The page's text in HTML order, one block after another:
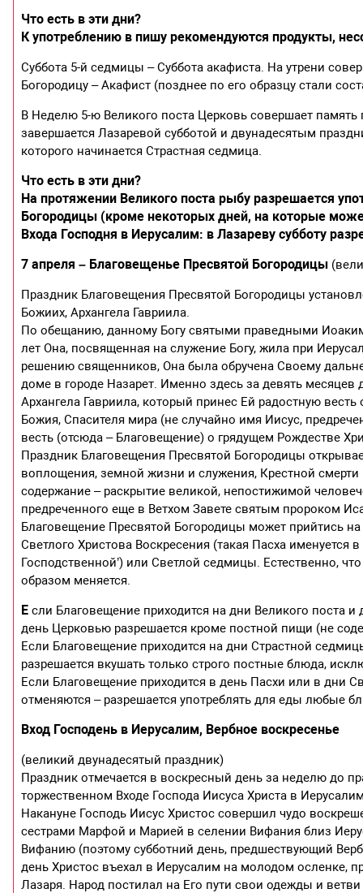
Что есть в эти дни?
К употреблению в пишу рекомендуются продукты,
Суббота 5-й седмицы – Суббота акафиста. На утрени
Богородицу – Акафист (позднее по его образцу стали
В Неделю 5-ю Великого поста Церковь совершает
завершается Лазаревой субботой и двунадесятым
которого начинается Страстная седмица.
Что есть в эти дни?
На протяжении Великого поста рыбу разрешается
Богородицы (кроме некоторых дней, на которые
Входа Господня в Иерусалим: в Лазареву субботу
7 апреля – Благовещенье Пресвятой Богородицы
Праздник Благовещения Пресвятой Богородицы
Божиих, Архангела Гавриила.
По обещанию, данному Богу святыми праведными
лет Она, посвященная на служение Богу, жила при
решению священников, Она была обручена Своему
доме в городе Назарет. Именно здесь за девять
Архангела Гавриила, который принес Ей радостную
Божия, Спасителя мира (не случайно имя Иисус,
весть (отсюда – Благовещение) о грядущем Рождестве
Праздник Благовещения Пресвятой Богородицы
воплощения, земной жизни и служения, Крестной смерти
содержание – раскрытие великой, непостижимой
предреченного еще в Ветхом Завете святым пророком
Благовещение Пресвятой Богородицы может прийтись
Светлого Христова Воскресения (такая Пасха именуется
Господственной’) или Светлой седмицы. Естественно,
образом меняется.
Е сли Благовещение приходится на дни Великого поста
день Церковью разрешается кроме постной пищи (не
Если Благовещение приходится на дни Страстной
разрешается вкушать только строго постные блюда,
Если Благовещение приходится в день Пасхи или в дни
отменяются – разрешается употреблять для еды любые
Вход Господень в Иерусалим, Вербное воскресенье
(великий двунадесятый праздник)
Праздник отмечается в воскресный день за неделю до
торжественном Входе Господа Иисуса Христа в
Накануне Господь Иисус Христос совершил чудо
сестрами Марфой и Марией в селении Вифания близ
Вифанию (поэтому субботний день, предшествующий
день Христос въехал в Иерусалим на молодом осленке,
Лазаря. Народ постилал на Его пути свои одежды и